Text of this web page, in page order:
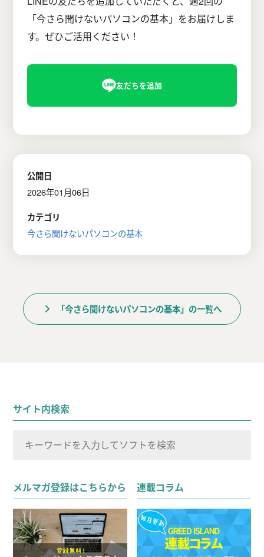
「今さら聞けないパソコンの基本」をお届けしま
す。ぜひご活用ください！
公開日
2026年01月06日
カテゴリ
今さら聞けないパソコンの基本
「今さら聞けないパソコンの基本」の一覧へ
サイト内検索
象:
メルマガ登録はこちらから
連載コラム